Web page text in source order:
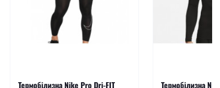
Термобілизна Nike Pro Dri-FIT
Термобілизна